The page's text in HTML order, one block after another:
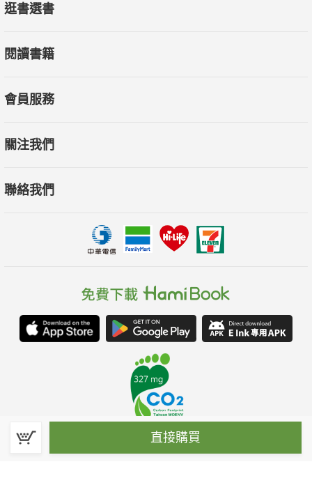
直接購買
逛書選書
閱讀書籍
會員服務
關注我們
聯絡我們